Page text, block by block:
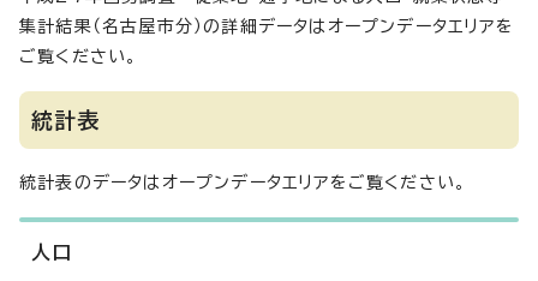
集計結果（名古屋市分）の詳細データはオープンデータエリアを
ご覧ください。
統計表
統計表のデータはオープンデータエリアをご覧ください。
人口